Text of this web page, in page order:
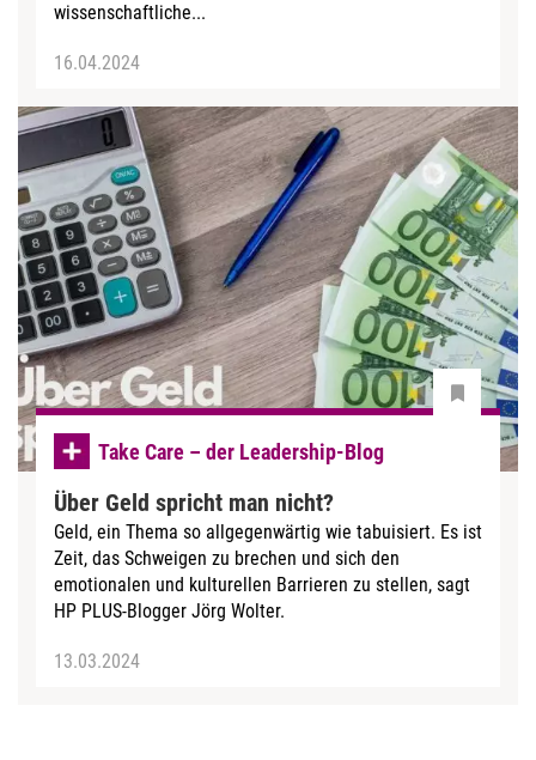
wissenschaftliche...
16.04.2024
Take Care – der Leadership-Blog
Über Geld spricht man nicht?
Geld, ein Thema so allgegenwärtig wie tabuisiert. Es ist
Zeit, das Schweigen zu brechen und sich den
emotionalen und kulturellen Barrieren zu stellen, sagt
HP PLUS-Blogger Jörg Wolter.
13.03.2024